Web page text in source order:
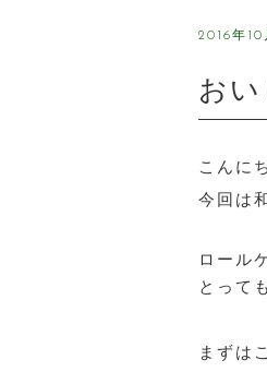
2016年10
お
こんに
今回は
ロール
とって
まずは